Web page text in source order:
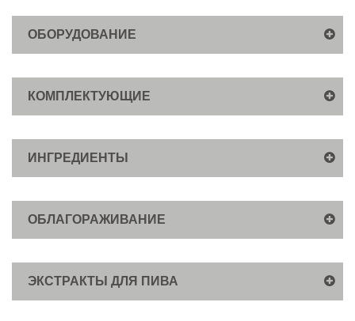
ОБОРУДОВАНИЕ
КОМПЛЕКТУЮЩИЕ
ИНГРЕДИЕНТЫ
ОБЛАГОРАЖИВАНИЕ
ЭКСТРАКТЫ ДЛЯ ПИВА